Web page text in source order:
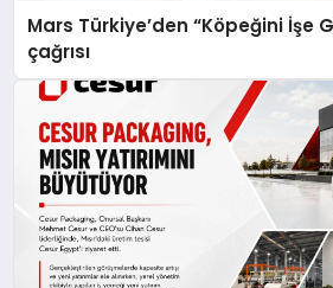
Mars Türkiye’den “Köpeğini İşe
çağrısı